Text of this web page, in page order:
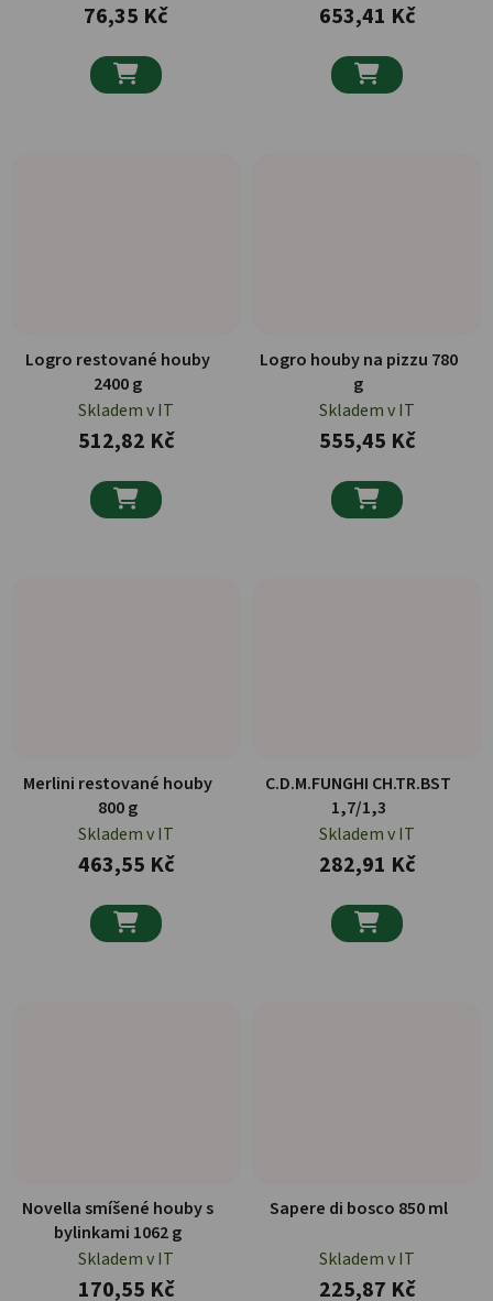
76,35 Kč

653,41 Kč

Logro restované houby
2400 g
Skladem v IT
512,82 Kč

Logro houby na pizzu 780
g
Skladem v IT
555,45 Kč

Merlini restované houby
800 g
Skladem v IT
463,55 Kč

C.D.M.FUNGHI CH.TR.BST
1,7/1,3
Skladem v IT
282,91 Kč

Novella smíšené houby s
bylinkami 1062 g
Skladem v IT
170,55 Kč
Sapere di bosco 850 ml
Skladem v IT
225,87 Kč